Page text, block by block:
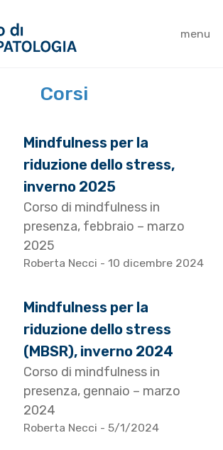
menu
Corsi
Mindfulness per la
riduzione dello stress,
inverno 2025
Corso di mindfulness in
presenza, febbraio – marzo
2025
Roberta Necci - 10 dicembre 2024
Mindfulness per la
riduzione dello stress
(MBSR), inverno 2024
Corso di mindfulness in
presenza, gennaio – marzo
2024
Roberta Necci - 5/1/2024